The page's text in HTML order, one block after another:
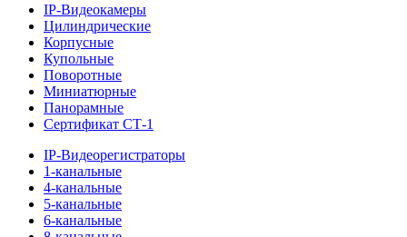
IP-Видеокамеры
Цилиндрические
Корпусные
Купольные
Поворотные
Миниатюрные
Панорамные
Сертификат СТ-1
IP-Видеорегистраторы
1-канальные
4-канальные
5-канальные
6-канальные